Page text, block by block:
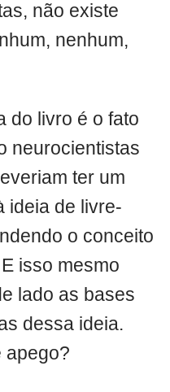
não existe
nenhum,
do livro é o fato
neurocientistas
ter um
ideia de livre-
o conceito
isso mesmo
lado as bases
dessa ideia.
apego?